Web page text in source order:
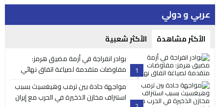
عربي و دولي
الأكثر مشاهدة الأكثر شعبية
1
بوادر انفراجة في أزمة مضيق هرمز:
مفاوضات متقدمة لصياغة اتفاق نهائي
مواجهة حادة بين ترمب وهيغسيث بسبب
استنزاف مخازن الذخيرة في الحرب مع إيران